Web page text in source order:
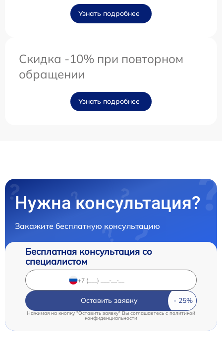
Узнать подробнее
Скидка -10% при повторном
обращении
Узнать подробнее
Нужна консультация?
Закажите бесплатную консультацию
Бесплатная консультация со
специалистом
Оставить заявку
Нажимая на кнопку "Оставить заявку" Вы соглашаетесь c политикой
конфиденциальности